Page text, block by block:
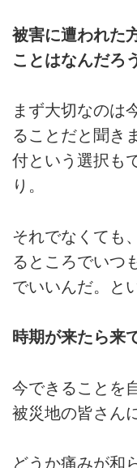
被害に遭われた
ことはなんだろ
まず大切なのは
ることだと聞き
付という選択も
り。
それでなくても
るところでいつ
でいいんだ。と
時期が来たら来
今できることを
被災地の皆さん
どうか痛みが和